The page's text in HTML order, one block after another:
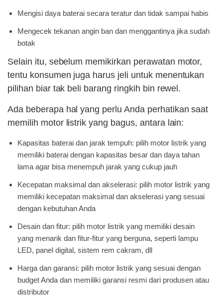
Mengisi daya baterai secara teratur dan tidak sampai habis
Mengecek tekanan angin ban dan menggantinya jika sudah
botak
Selain itu, sebelum memikirkan perawatan motor,
tentu konsumen juga harus jeli untuk menentukan
pilihan biar tak beli barang ringkih bin rewel.
Ada beberapa hal yang perlu Anda perhatikan saat
memilih motor listrik yang bagus, antara lain:
Kapasitas baterai dan jarak tempuh: pilih motor listrik yang
memiliki baterai dengan kapasitas besar dan daya tahan
lama agar bisa menempuh jarak yang cukup jauh
Kecepatan maksimal dan akselerasi: pilih motor listrik yang
memiliki kecepatan maksimal dan akselerasi yang sesuai
dengan kebutuhan Anda
Desain dan fitur: pilih motor listrik yang memiliki desain
yang menarik dan fitur-fitur yang berguna, seperti lampu
LED, panel digital, sistem rem cakram, dll
Harga dan garansi: pilih motor listrik yang sesuai dengan
budget Anda dan memiliki garansi resmi dari produsen atau
distributor